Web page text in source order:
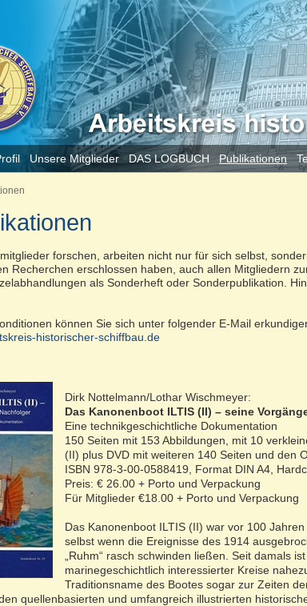
Unsere Mitglieder DAS LOGBUCH Publikationen
forschen, arbeiten nicht nur für sich selbst,
Recherchen erschlossen haben, auch allen Mitgliedern
als Sonderheft oder Sonderpublikation.
können Sie sich unter folgender E-Mail
historischer-schiffbau.de
Dirk Nottelmann/Lothar Wischmeyer:
Das Kanonenboot ILTIS (II) – seine
Eine technikgeschichtliche Dokumentation
150 Seiten mit 153 Abbildungen, mit 10
(II) plus DVD mit weiteren 140 Seiten und den
ISBN 978-3-00-0588419, Format DIN A4,
Preis: € 26.00 + Porto und Verpackung
Für Mitglieder €18.00 + Porto und Verpackung
Das Kanonenboot ILTIS (II) war vor 100
selbst wenn die Ereignisse des 1914
„Ruhm“ rasch schwinden ließen. Seit damals
marinegeschichtlich interessierter Kreise
Traditionsname des Bootes sogar zur Zeiten
quellenbasierten und umfangreich illustrierten